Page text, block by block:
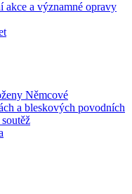
akce a významné opravy
Němcové
a bleskových povodních